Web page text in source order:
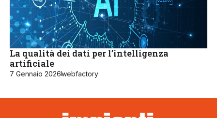
La qualità dei dati per l’intelligenza
artificiale
7 Gennaio 2026webfactory